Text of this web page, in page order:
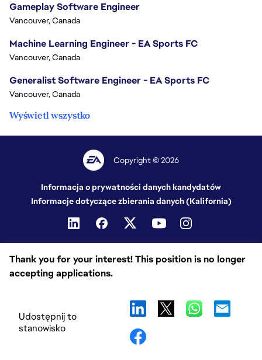
Thank you for your interest! This position is no longer
accepting applications.
Udostępnij to
stanowisko
Gameplay Software Engineer
Vancouver, Canada
Machine Learning Engineer - EA Sports FC
Vancouver, Canada
Generalist Software Engineer - EA Sports FC
Vancouver, Canada
Wyświetl wszystko
Copyright © 2026
Informacja o prywatności danych kandydatów
Informacje dotyczące zbierania danych (Kalifornia)